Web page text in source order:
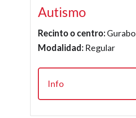
Autismo
Recinto o centro:Gurabo
Modalidad: Regular
Info